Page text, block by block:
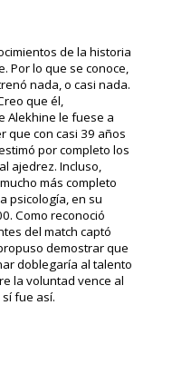
de la historia
Por lo que se conoce,
nada, o casi nada.
que él,
Alekhine le fuese a
que con casi 39 años
por completo los
ajedrez. Incluso,
más completo
psicología, en su
Como reconoció
del match captó
demostrar que
doblegaría al talento
la voluntad vence al
fue así.